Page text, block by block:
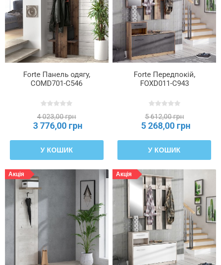
Forte Панель одягу,
COMD701-C546
4 023,00 грн
3 776,00 грн
У КОШИК
Forte Передпокій,
FOXD011-C943
5 612,00 грн
5 268,00 грн
У КОШИК
Акція Акція